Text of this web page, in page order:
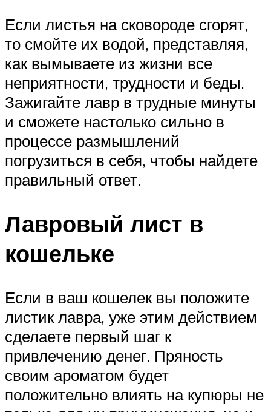
Если листья на сковороде сгорят,
то смойте их водой, представляя,
как вымываете из жизни все
неприятности, трудности и беды.
Зажигайте лавр в трудные минуты
и сможете настолько сильно в
процессе размышлений
погрузиться в себя, чтобы найдете
правильный ответ.
Лавровый лист в
кошельке
Если в ваш кошелек вы положите
листик лавра, уже этим действием
сделаете первый шаг к
привлечению денег. Пряность
своим ароматом будет
положительно влиять на купюры не